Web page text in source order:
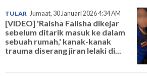
TULAR Jumaat, 30 Januari 2026 4:34 AM
[VIDEO] 'Raisha Falisha dikejar
sebelum ditarik masuk ke dalam
sebuah rumah,' kanak-kanak
trauma diserang jiran lelaki di...